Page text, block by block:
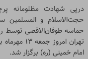
درپی شهادت مظلومانه
حجت‌الاسلام و المسلمین
حماسه طوفان‌الاقصی توسط
تهران
امام خمینی (ره) برگزار شد.